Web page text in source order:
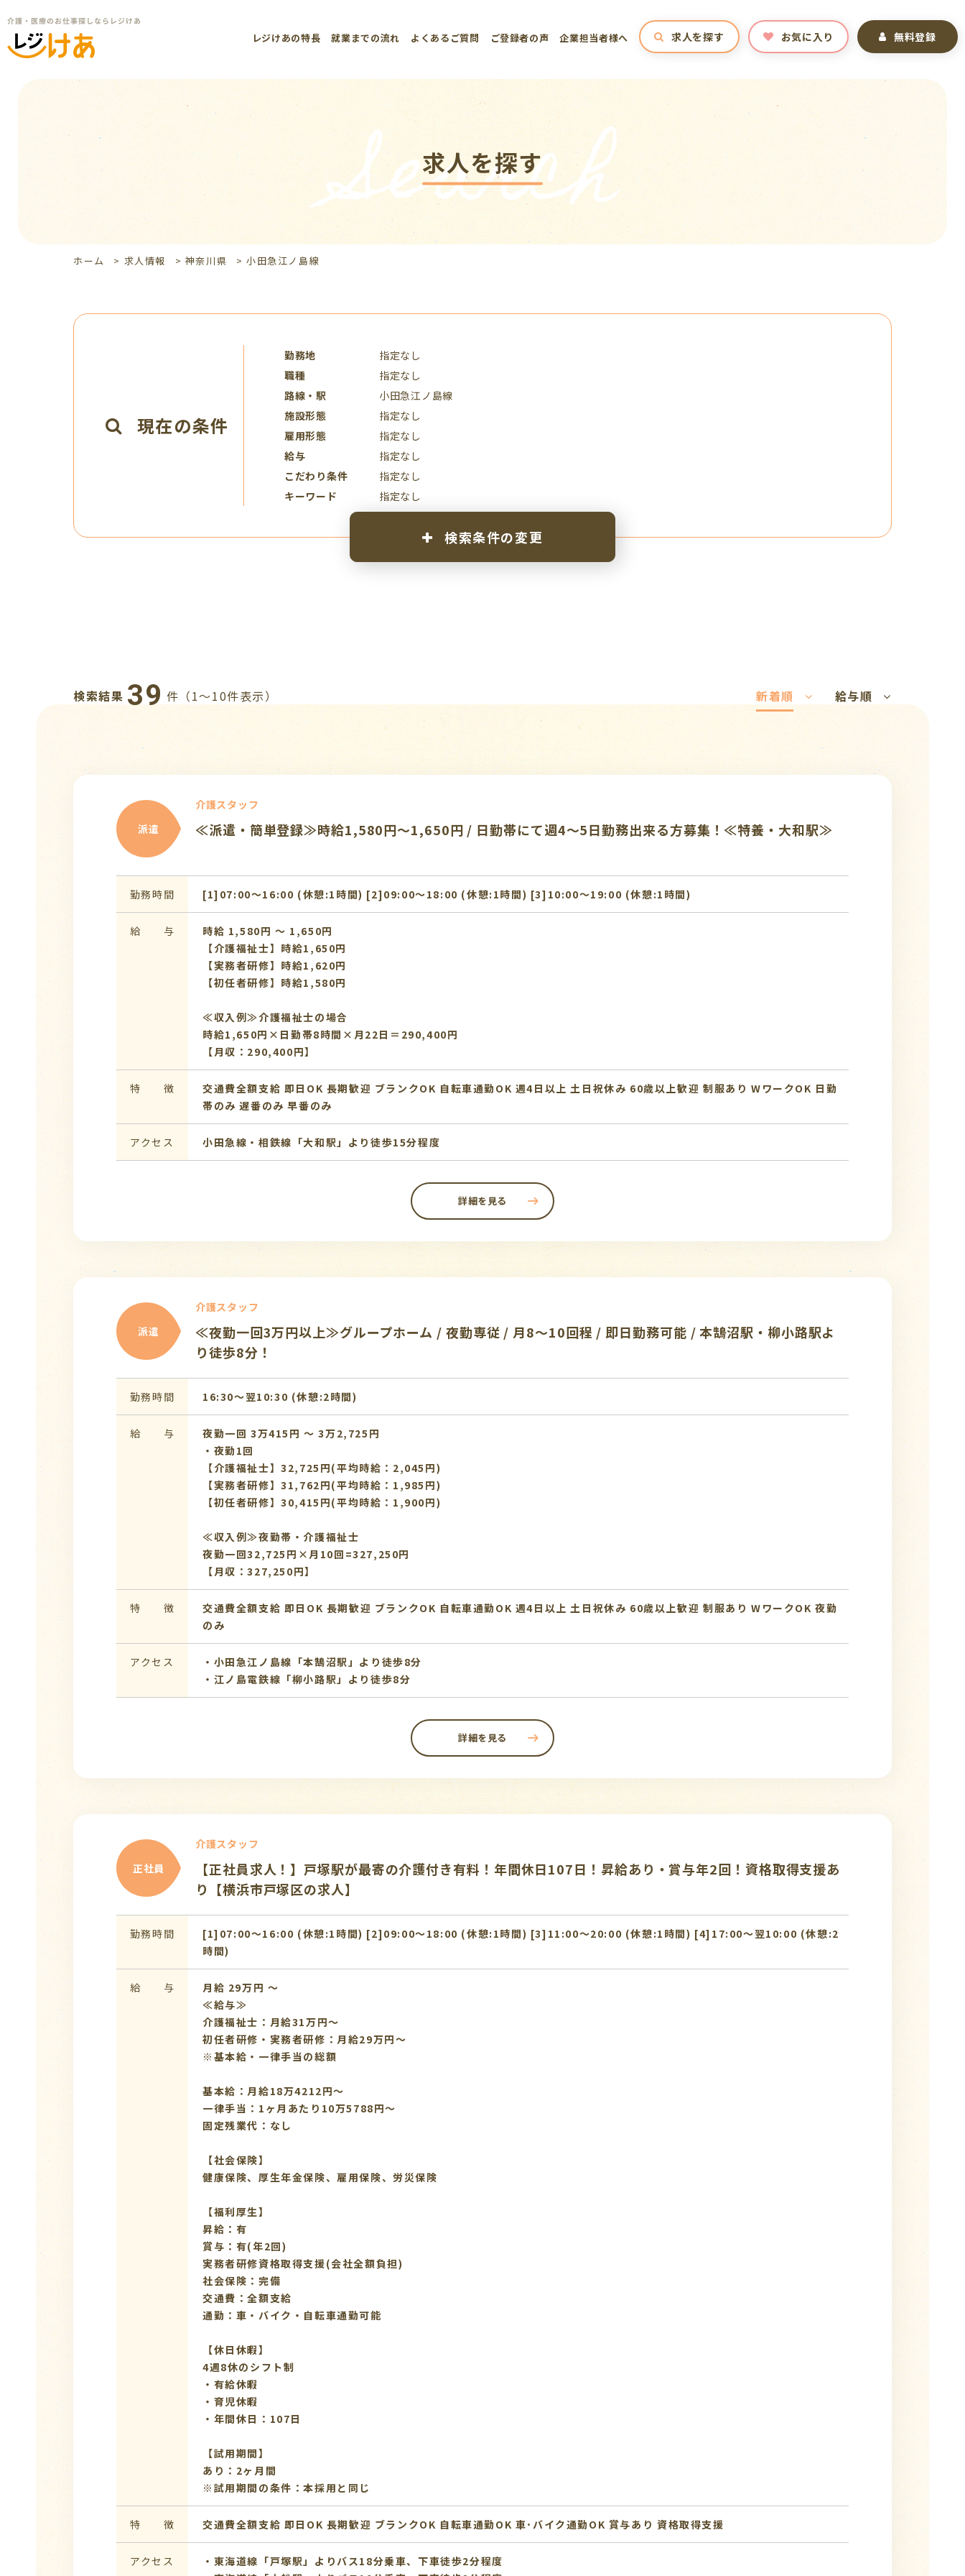
レジけあの特長 就業までの流れ よくあるご質問 ご登録者の声 企業担当者様へ 求人を探す お気に入り 無料登録
求人を探す
Search
ホーム > 求人情報 > 神奈川県 >小田急江ノ島線
現在の条件
勤務地
指定なし
職種
指定なし
路線・駅
小田急江ノ島線
施設形態
指定なし
雇用形態
指定なし
給与
指定なし
こだわり条件
指定なし
キーワード
指定なし
検索条件の変更
検索結果 39 件（1〜10件表示） 新着順 給与順
派遣
介護スタッフ
≪派遣・簡単登録≫時給1,580円～1,650円 / 日勤帯にて週4～5日勤務出来る方募集！≪特養・大和駅≫
勤務時間 [1]07:00〜16:00 (休憩:1時間) [2]09:00〜18:00 (休憩:1時間) [3]10:00〜19:00 (休憩:1時間)
給 与
時給 1,580円 〜 1,650円
【介護福祉士】時給1,650円
【実務者研修】時給1,620円
【初任者研修】時給1,580円
≪収入例≫介護福祉士の場合
時給1,650円×日勤帯8時間×月22日＝290,400円
【月収：290,400円】
特 徴 交通費全額支給 即日OK 長期歓迎 ブランクOK 自転車通勤OK 週4日以上 土日祝休み 60歳以上歓迎 制服あり WワークOK 日勤
帯のみ 遅番のみ 早番のみ
アクセス 小田急線・相鉄線「大和駅」より徒歩15分程度
詳細を見る
派遣
介護スタッフ
≪夜勤一回3万円以上≫グループホーム / 夜勤専従 / 月8〜10回程 / 即日勤務可能 / 本鵠沼駅・柳小路駅よ
り徒歩8分！
勤務時間 16:30〜翌10:30 (休憩:2時間)
給 与
夜勤一回 3万415円 〜 3万2,725円
・夜勤1回
【介護福祉士】32,725円(平均時給：2,045円)
【実務者研修】31,762円(平均時給：1,985円)
【初任者研修】30,415円(平均時給：1,900円)
≪収入例≫夜勤帯・介護福祉士
夜勤一回32,725円×月10回=327,250円
【月収：327,250円】
特 徴 交通費全額支給 即日OK 長期歓迎 ブランクOK 自転車通勤OK 週4日以上 土日祝休み 60歳以上歓迎 制服あり WワークOK 夜勤
のみ
アクセス
・小田急江ノ島線「本鵠沼駅」より徒歩8分
・江ノ島電鉄線「柳小路駅」より徒歩8分
詳細を見る
正社員
介護スタッフ
【正社員求人！】戸塚駅が最寄の介護付き有料！年間休日107日！昇給あり・賞与年2回！資格取得支援あ
り【横浜市戸塚区の求人】
勤務時間
[1]07:00〜16:00 (休憩:1時間) [2]09:00〜18:00 (休憩:1時間) [3]11:00〜20:00 (休憩:1時間) [4]17:00〜翌10:00 (休憩:2
時間)
給 与
月給 29万円 〜
≪給与≫
介護福祉士：月給31万円～
初任者研修・実務者研修：月給29万円～
※基本給・一律手当の総額
基本給：月給18万4212円〜
一律手当：1ヶ月あたり10万5788円〜
固定残業代：なし
【社会保険】
健康保険、厚生年金保険、雇用保険、労災保険
【福利厚生】
昇給：有
賞与：有(年2回)
実務者研修資格取得支援(会社全額負担)
社会保険：完備
交通費：全額支給
通勤：車・バイク・自転車通勤可能
【休日休暇】
4週8休のシフト制
・有給休暇
・育児休暇
・年間休日：107日
【試用期間】
あり：2ヶ月間
※試用期間の条件：本採用と同じ
特 徴 交通費全額支給 即日OK 長期歓迎 ブランクOK 自転車通勤OK 車･バイク通勤OK 賞与あり 資格取得支援
アクセス
・東海道線「戸塚駅」よりバス18分乗車、下車徒歩2分程度